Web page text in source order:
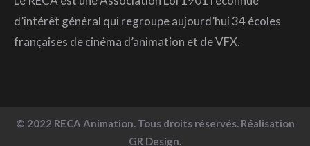
d’intérêt général qui regroupe aujourd’hui 34 écoles
françaises de cinéma d’animation et de VFX.
© 2022 RECA Animation. Tous droits réservés. Réalisation
GR Design.